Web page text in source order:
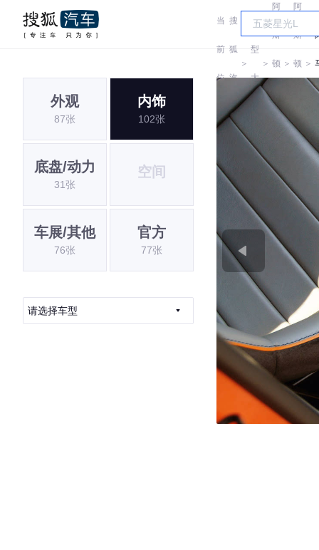
当
前
位
搜
狐
汽
车
＞
车
型
大
＞
阿
斯
顿 ＞
阿
斯
顿 ＞
外观
87张
内饰
102张
底盘/动力
31张
空间
车展/其他
76张
官方
77张
请选择车型